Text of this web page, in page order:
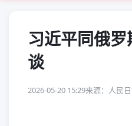
习近平同俄
谈
2026-05-20 15:29来源：人民